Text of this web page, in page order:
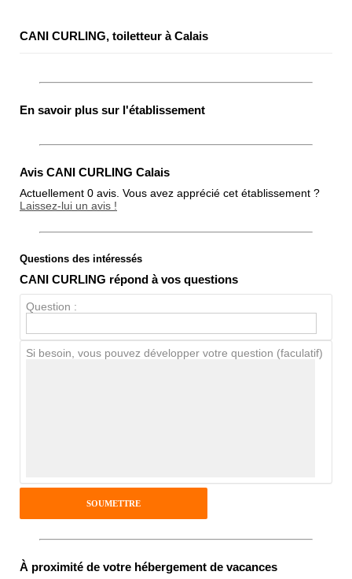
CANI CURLING, toiletteur à Calais
En savoir plus sur l'établissement
Avis CANI CURLING Calais
Actuellement 0 avis. Vous avez apprécié cet établissement ?
Laissez-lui un avis !
Note globale
Antispam - Combien font 7x4 (en
chiffres) :
Questions des intéressés
CANI CURLING répond à vos questions
Question :
Si besoin, vous pouvez développer votre question (faculatif)
À proximité de votre hébergement de vacances